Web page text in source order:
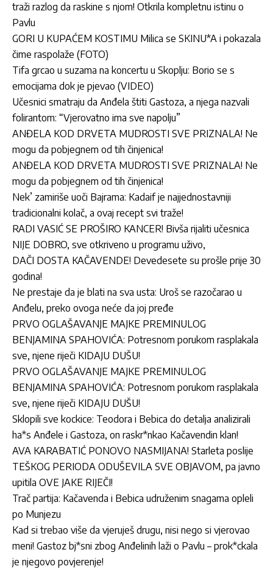
traži razlog da raskine s njom! Otkrila kompletnu istinu o
Pavlu
GORI U KUPAĆEM KOSTIMU Milica se SKINU*A i pokazala
čime raspolaže (FOTO)
Tifa grcao u suzama na koncertu u Skoplju: Borio se s
emocijama dok je pjevao (VIDEO)
Učesnici smatraju da Anđela štiti Gastoza, a njega nazvali
folirantom: “Vjerovatno ima sve napolju”
ANĐELA KOD DRVETA MUDROSTI SVE PRIZNALA! Ne
mogu da pobjegnem od tih činjenica!
ANĐELA KOD DRVETA MUDROSTI SVE PRIZNALA! Ne
mogu da pobjegnem od tih činjenica!
Nek’ zamiriše uoči Bajrama: Kadaif je najjednostavniji
tradicionalni kolač, a ovaj recept svi traže!
RADI VASIĆ SE PROŠIRO KANCER! Bivša rijaliti učesnica
NIJE DOBRO, sve otkriveno u programu uživo,
DAČI DOSTA KAČAVENDE! Devedesete su prošle prije 30
godina!
Ne prestaje da je blati na sva usta: Uroš se razočarao u
Anđelu, preko ovoga neće da joj pređe
PRVO OGLAŠAVANJE MAJKE PREMINULOG
BENJAMINA SPAHOVIĆA: Potresnom porukom rasplakala
sve, njene riječi KIDAJU DUŠU!
PRVO OGLAŠAVANJE MAJKE PREMINULOG
BENJAMINA SPAHOVIĆA: Potresnom porukom rasplakala
sve, njene riječi KIDAJU DUŠU!
Sklopili sve kockice: Teodora i Bebica do detalja analizirali
ha*s Anđele i Gastoza, on raskr*nkao Kačavendin klan!
AVA KARABATIĆ PONOVO NASMIJANA! Starleta poslije
TEŠKOG PERIODA ODUŠEVILA SVE OBJAVOM, pa javno
upitila OVE JAKE RIJEČI!
Trač partija: Kačavenda i Bebica udruženim snagama opleli
po Munjezu
Kad si trebao više da vjeruješ drugu, nisi nego si vjerovao
meni! Gastoz bj*sni zbog Anđelinih laži o Pavlu – prok*ckala
je njegovo povjerenje!